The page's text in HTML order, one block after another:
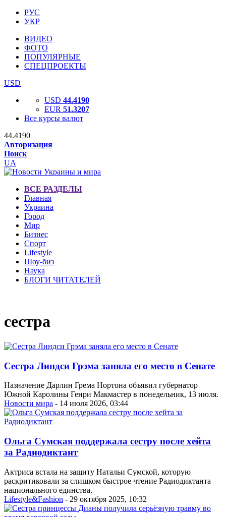
РУС
УКР
ВИДЕО
ФОТО
ПОПУЛЯРНЫЕ
СПЕЦПРОЕКТЫ
USD
USD 44.4190
EUR 51.3207
Все курсы валют
44.4190
Авторизация
Поиск
UA
ВСЕ РАЗДЕЛЫ
Главная
Украина
Город
Мир
Бизнес
Спорт
Lifestyle
Шоу-биз
Наука
БЛОГИ ЧИТАТЕЛЕЙ
сестра
Сестра Линдси Грэма заняла его место в Сенате
Назначение Дарлин Грема Нортона объявил губернатор
Южной Каролины Генри Макмастер в понедельник, 13 июля.
Новости мира - 14 июля 2026, 03:44
Ольга Сумская поддержала сестру после хейта
за Радиодиктант
Актриса встала на защиту Натальи Сумской, которую
раскритиковали за слишком быстрое чтение Радиодиктанта
национального единства.
Lifestyle&Fashion - 29 октября 2025, 10:32